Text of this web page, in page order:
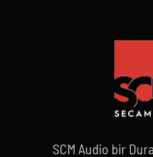
SCM Audio bir